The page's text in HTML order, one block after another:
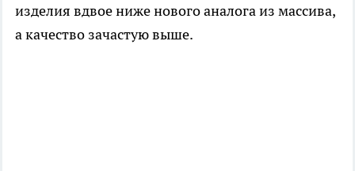
изделия вдвое ниже нового аналога из массива,
а качество зачастую выше.